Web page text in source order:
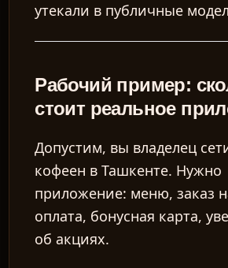
утекали в публичные
Рабочий пример:
стоит реальное
Допустим, вы владелец
кофеен в Ташкенте. Нужно
приложение: меню, заказ
оплата, бонусная карта,
об акциях.